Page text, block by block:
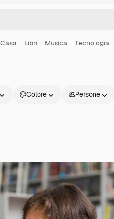
Casa Libri Musica Tecnologia
Colore Persone
Inizia